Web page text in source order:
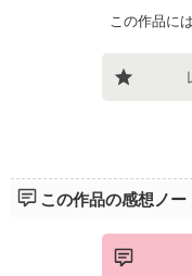
この作品に
この作品の感想ノー